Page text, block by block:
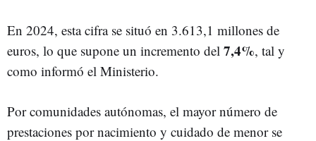
En 2024, esta cifra se situó en 3.613,1 millones de
euros, lo que supone un incremento del 7,4%, tal y
como informó el Ministerio.
Por comunidades autónomas, el mayor número de
prestaciones por nacimiento y cuidado de menor se